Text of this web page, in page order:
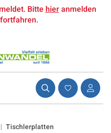
Bittehieranmelden
| Tischlerplatten